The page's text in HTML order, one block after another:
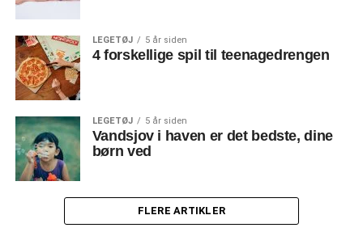
LEGETØJ 5 år siden
4 forskellige spil til teenagedrengen
LEGETØJ 5 år siden
Vandsjov i haven er det bedste, dine
børn ved
FLERE ARTIKLER